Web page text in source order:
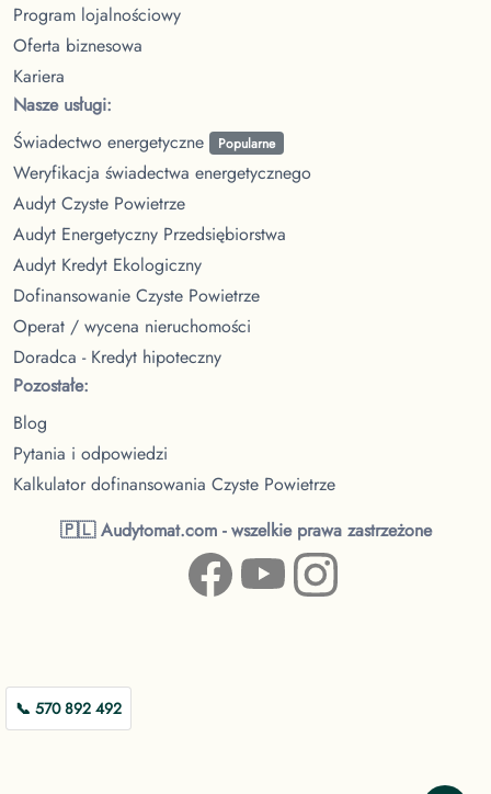
📞 570 892 492
Program lojalnościowy
Oferta biznesowa
Kariera
Nasze usługi:
Świadectwo energetyczne
Popularne
Weryfikacja świadectwa energetycznego
Audyt Czyste Powietrze
Audyt Energetyczny Przedsiębiorstwa
Audyt Kredyt Ekologiczny
Dofinansowanie Czyste Powietrze
Operat / wycena nieruchomości
Doradca - Kredyt hipoteczny
Pozostałe:
Blog
Pytania i odpowiedzi
Kalkulator dofinansowania Czyste Powietrze
🇵🇱 Audytomat.com - wszelkie prawa zastrzeżone